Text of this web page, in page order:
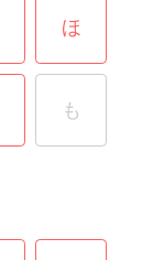
ほ
も